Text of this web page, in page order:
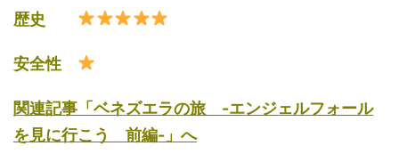
歴史
安全性
関連記事「ベネズエラの旅 -エンジェルフォール
を見に行こう 前編-」へ